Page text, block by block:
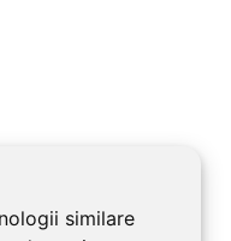
similare